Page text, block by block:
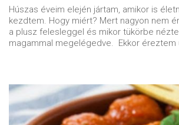
Húszas éveim elején jártam, amikor is
kezdtem. Hogy miért? Mert nagyon nem
a plusz felesleggel és mikor tükörbe
magammal megelégedve. Ekkor éreztem